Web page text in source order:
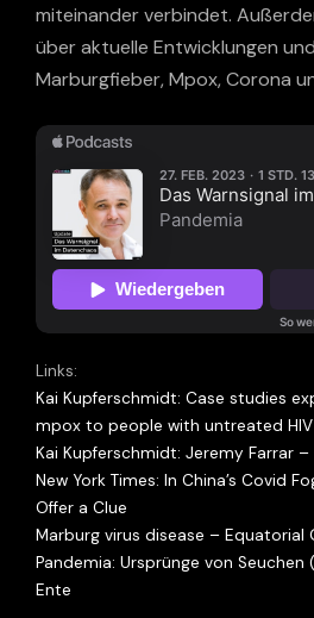
miteinander verbindet.
über aktuelle Entwicklungen
Marburgfieber, Mpox, Corona
Links:
Kai Kupferschmidt: Case studies
mpox to people with untreated HIV
Kai Kupferschmidt: Jeremy Farrar
New York Times: In China’s Covid
Offer a Clue
Marburg virus disease – Equatorial
Pandemia: Ursprünge von Seuchen
Ente